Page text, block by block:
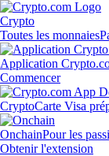
Crypto
Toutes les monnaies
Application
Commencer
CryptoCarte Visa
OnchainPour les
Obtenir l'extension